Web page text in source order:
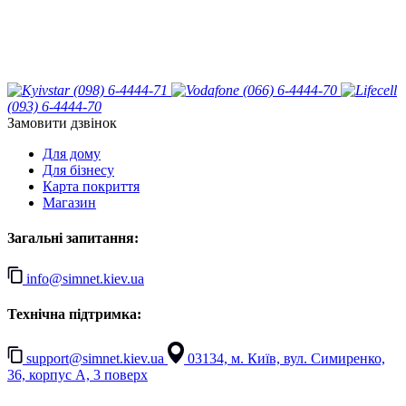
(098) 6-4444-71
(066) 6-4444-70
(093) 6-4444-70
Замовити дзвінок
Для дому
Для бізнесу
Карта покриття
Магазин
Загальні запитання:
info@simnet.kiev.ua
Технічна підтримка:
support@simnet.kiev.ua
03134, м. Київ, вул. Симиренко,
36, корпус А, 3 поверх